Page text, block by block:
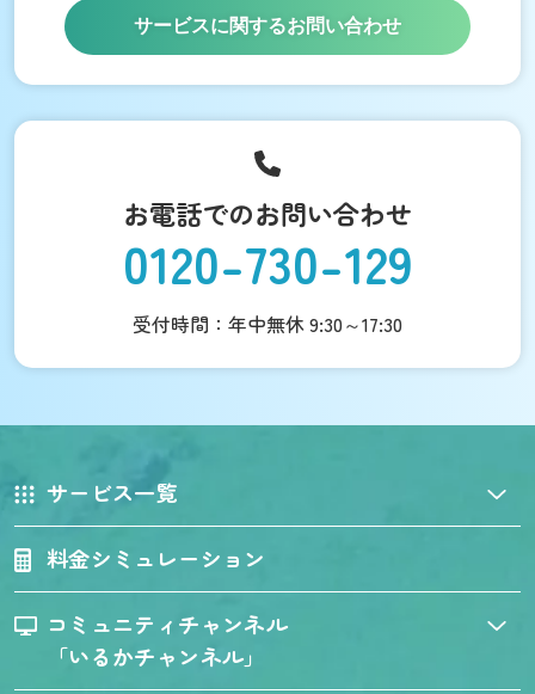
サービスに関するお問い合わせ
お電話でのお問い合わせ
0120-730-129
受付時間：年中無休 9:30～17:30
サービス一覧
料金シミュレーション
コミュニティチャンネル
「いるかチャンネル」